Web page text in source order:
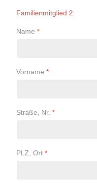
Familienmitglied 2:
Name *
Vorname *
Straße, Nr. *
PLZ, Ort *